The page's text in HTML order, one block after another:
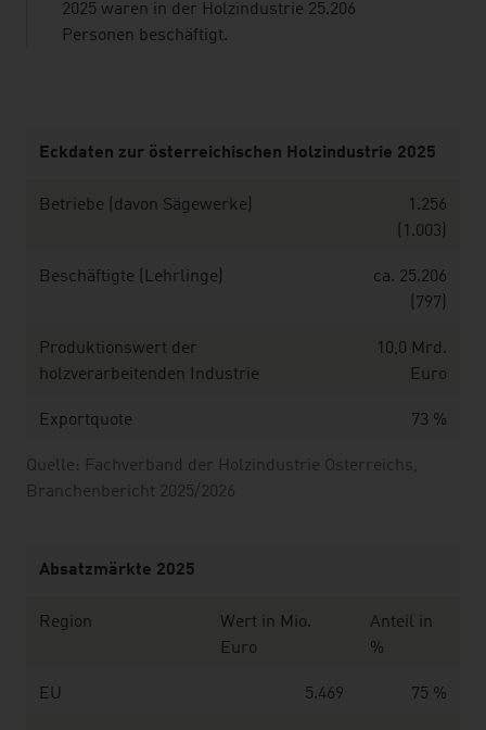
2025 waren in der Holzindustrie 25.206
Personen beschäftigt.
Quelle: Fachverband der Holzindustrie Österreichs,
Branchenbericht 2025/2026
Eckdaten zur österreichischen Holzindustrie 2025
Betriebe (davon Sägewerke)
1.256
(1.003)
Beschäftigte (Lehrlinge)
ca. 25.206
(797)
Produktionswert der
holzverarbeitenden Industrie
10,0 Mrd.
Euro
Exportquote 73 %
Absatzmärkte 2025
Region
Wert in Mio.
Euro
Anteil in
%
EU 5.469 75 %